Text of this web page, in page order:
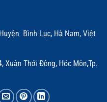
Bình Lục, Hà Nam, Việt
Xuân Thới Đông, Hóc Môn,Tp.